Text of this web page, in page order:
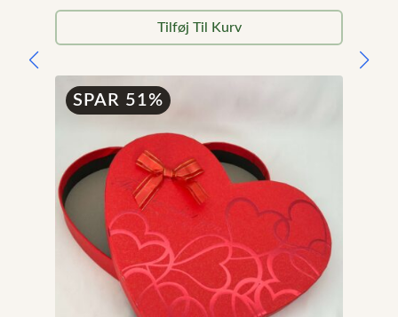
oprindelige
pris
99,00 kr..
aktuelle
pris
49,00 kr..
Tilføj Til Kurv
SPAR 51%